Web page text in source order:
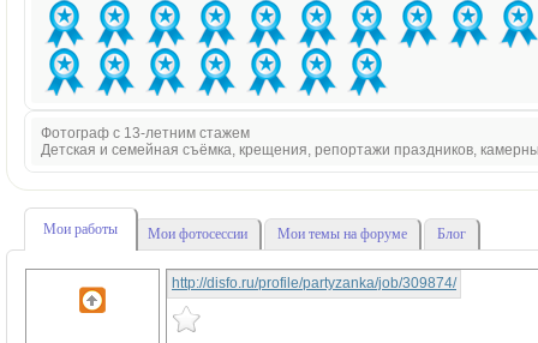
Фотограф с 13-летним стажем
Детская и семейная съёмка, крещения, репортажи праздников,
Мои работы Мои фотосессии Мои темы на форуме Блог
http://disfo.ru/profile/partyzanka/job/309874/